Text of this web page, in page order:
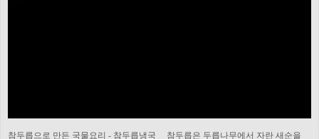
참두릅으로 만든 국물요리 - 참두릅냉국 참두릅은 두릅나무에서 자란 새순을